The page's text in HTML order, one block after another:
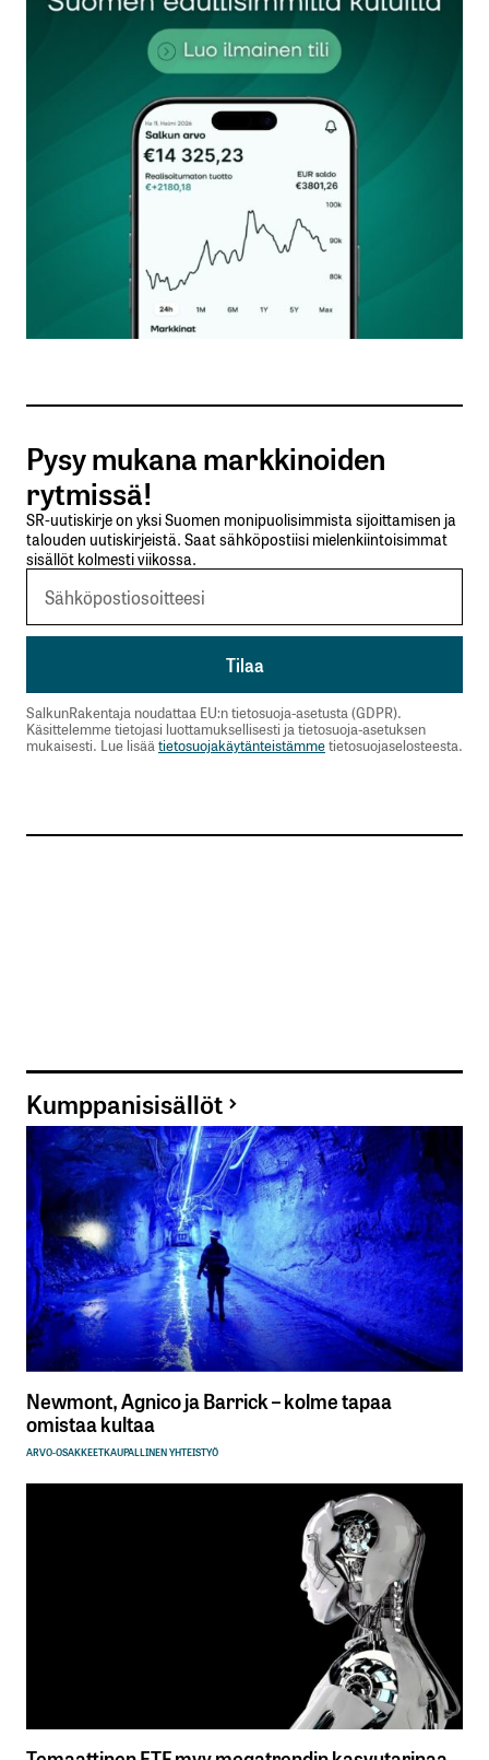
Sähköpostiosoitettasi ei julkaista.Pakolliset
kentät on merkitty*
Kommentti*
Nimesi tai nimimerkkisi
Sähköpostiosoitteesi
Tilaa SalkunRakentajan uutiskirje
Lähetä kommentti
Pysy mukana markkinoiden
rytmissä!
SR-uutiskirje on yksi Suomen monipuolisimmista sijoittamisen ja
talouden uutiskirjeistä. Saat sähköpostiisi mielenkiintoisimmat
sisällöt kolmesti viikossa.
SalkunRakentaja noudattaa EU:n tietosuoja-asetusta (GDPR).
Käsittelemme tietojasi luottamuksellisesti ja tietosuoja-asetuksen
mukaisesti. Lue lisäätietosuojakäytänteistämmetietosuojaselosteesta.
Kumppanisisällöt
Newmont, Agnico ja Barrick – kolme tapaa
omistaa kultaa
ARVO-OSAKKEETKAUPALLINEN YHTEISTYÖ